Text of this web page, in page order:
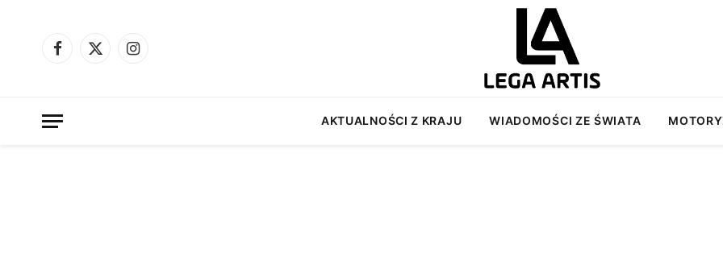
Facebook
X
Instagram
AKTUALNOŚCI Z KRAJU WIADOMOŚCI ZE ŚWIATA